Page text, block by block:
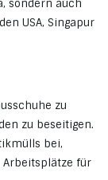
sondern auch
USA, Singapur
zu
zu beseitigen.
bei,
für